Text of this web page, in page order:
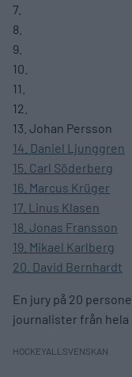
7.
8.
9.
10.
11.
12.
13. Johan Persson
14. Daniel Ljunggren
15. Carl Söderberg
16. Marcus Krüger
17. Linus Klasen
18. Jonas Fransson
19. Mikael Karlberg
20. David Bernhardt
En jury på 20
journalister från hela
HOCKEYALLSVENSKAN